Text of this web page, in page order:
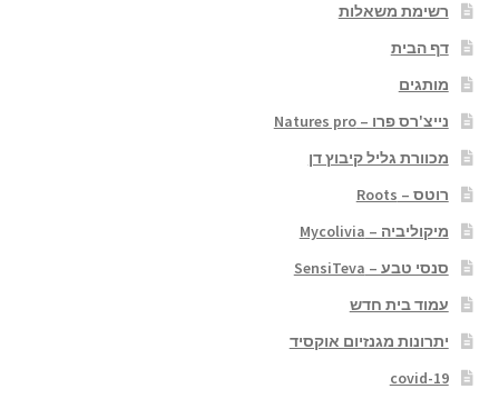
רשימת משאלות
דף הבית
מותגים
נייצ'רס פרו – Natures pro
מכוורת גליל קיבוץ דן
רוטס – Roots
מיקוליביה – Mycolivia
סנסי טבע – SensiTeva
עמוד בית חדש
יתרונות מגנזיום אוקסיד
covid-19